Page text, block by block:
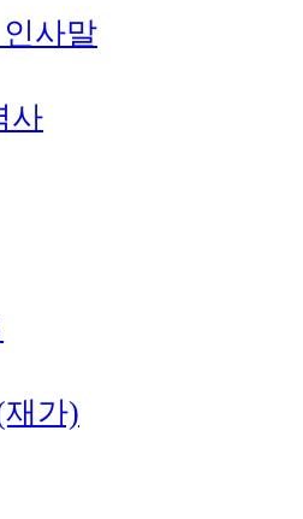
사말
사
가)